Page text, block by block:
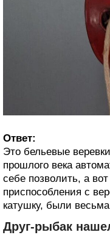
Ответ:
Это бельевые
прошлого века
себе позволить, а
приспособления с
катушку, были
Друг-рыбак